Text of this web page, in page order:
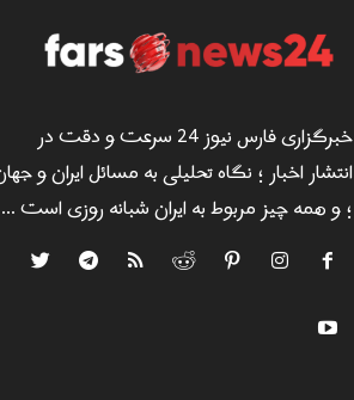
خبرگزاری فارس نیوز 24 سرعت و دقت در
انتشار اخبار ؛ نگاه تحلیلی به مسائل ایران و
؛ و همه چیز مربوط به ایران شبانه روزی است ...